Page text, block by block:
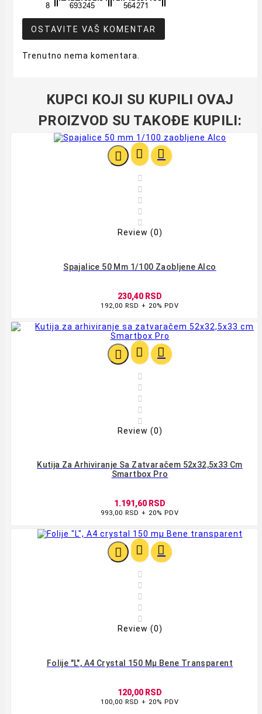
OSTAVITE VAŠ KOMENTAR
Trenutno nema komentara.
KUPCI KOJI SU KUPILI OVAJ
PROIZVOD SU TAKOĐE KUPILI:
  





Review (0)
Spajalice 50 Mm 1/100 Zaobljene Alco
230,40 RSD
192,00 RSD + 20% PDV
  





Review (0)
Kutija Za Arhiviranje Sa Zatvaračem 52x32,5x33 Cm
Smartbox Pro
1.191,60 RSD
993,00 RSD + 20% PDV
  





Review (0)
Folije "L", A4 Crystal 150 Mµ Bene Transparent
120,00 RSD
100,00 RSD + 20% PDV